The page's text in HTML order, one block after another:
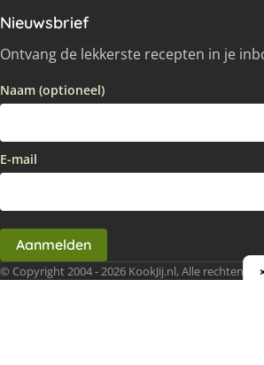
Nieuwsbrief
Ontvang de lekkerste recepten in je
Naam (optioneel)
E-mail
Aanmelden
© Copyright 2004 - 2026 KookJij.nl, Alle rechten